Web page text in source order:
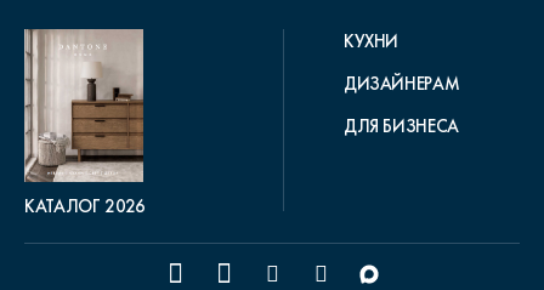
КАТАЛОГ 2026
КУХНИ
ДИЗАЙНЕРАМ
ДЛЯ БИЗНЕСА